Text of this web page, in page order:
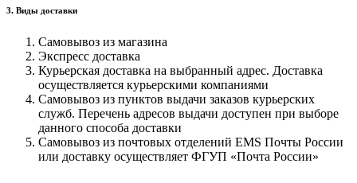
3. Виды доставки
Самовывоз из магазина
Экспресс доставка
Курьерская доставка на выбранный адрес. Доставка
осуществляется курьерскими компаниями
Самовывоз из пунктов выдачи заказов курьерских
служб. Перечень адресов выдачи доступен при выборе
данного способа доставки
Самовывоз из почтовых отделений EMS Почты России
или доставку осуществляет ФГУП «Почта России»